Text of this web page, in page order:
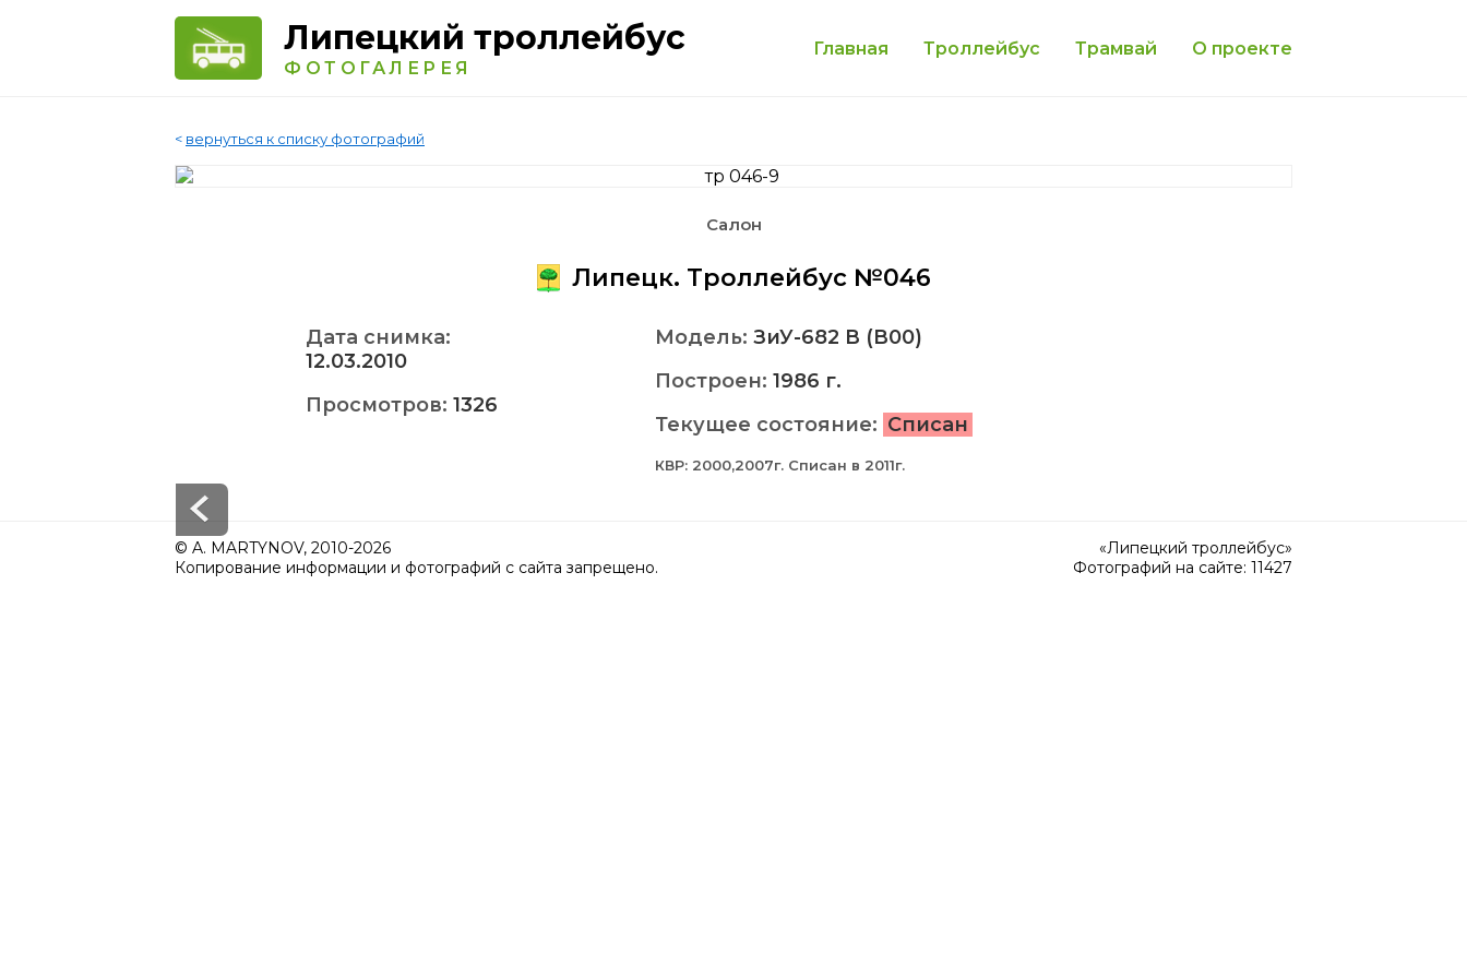
Липецкий троллейбус
ФОТОГАЛЕРЕЯ
Главная Троллейбус Трамвай О проекте
< вернуться к списку фотографий
Салон
Липецк. Троллейбус №046
Дата снимка:
12.03.2010
Просмотров: 1326
Модель: ЗиУ-682 В (В00)
Построен: 1986 г.
Текущее состояние: Списан
КВР: 2000,2007г. Списан в 2011г.
© A. MARTYNOV, 2010-2026
Копирование информации и фотографий с сайта запрещено.
«Липецкий троллейбус»
Фотографий на сайте: 11427